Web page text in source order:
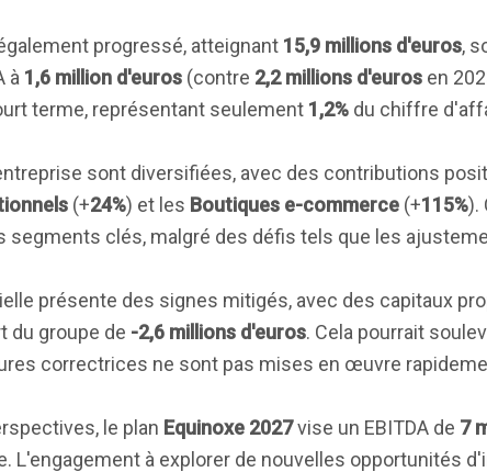
progressé, atteignant 15,9 millions d'euros,
à 1,6 million d'euros (contre 2,2 millions d'euros en
terme, représentant seulement 1,2% du chiffre
sont diversifiées, avec des contributions
(+24%) et les Boutiques e-commerce (+115%).
segments clés, malgré des défis tels que les
présente des signes mitigés, avec des capitaux
du groupe de -2,6 millions d'euros. Cela pourrait
correctrices ne sont pas mises en œuvre
le plan Equinoxe 2027vise un EBITDA de 7
L'engagement à explorer de nouvelles opportunités